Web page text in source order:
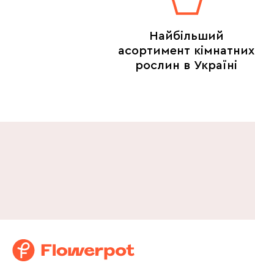
Найбільший
асортимент кімнатних
рослин в Україні